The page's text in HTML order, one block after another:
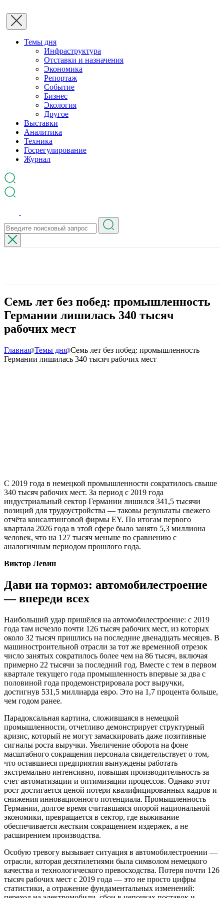
Темы дня
Инфраструктура
Отставки и назначения
Экономика
Репортаж
Событие
Бизнес
Экология
Другое
Выставки
Аналитика
Техника
Госрегулирование
Журнал
Семь лет без побед: промышленность
Германии лишилась 340 тысяч
рабочих мест
Главная Темы дня Семь лет без побед: промышленность
Германии лишилась 340 тысяч рабочих мест
С 2019 года в немецкой промышленности сократилось свыше
340 тысяч рабочих мест. За период с 2019 года
индустриальный сектор Германии лишился 341,5 тысячи
позиций для трудоустройства — таковы результаты свежего
отчёта консалтинговой фирмы EY. По итогам первого
квартала 2026 года в этой сфере было занято 5,3 миллиона
человек, что на 127 тысяч меньше по сравнению с
аналогичным периодом прошлого года.
Виктор Левин
Дави на тормоз: автомобилестроение
— впереди всех
Наибольший удар пришёлся на автомобилестроение: с 2019
года там исчезло почти 126 тысяч рабочих мест, из которых
около 32 тысяч пришлись на последние двенадцать месяцев. В
машиностроительной отрасли за тот же временной отрезок
число занятых сократилось более чем на 86 тысяч, включая
примерно 22 тысячи за последний год. Вместе с тем в первом
квартале текущего года промышленность впервые за два с
половиной года продемонстрировала рост выручки,
достигнув 531,5 миллиарда евро. Это на 1,7 процента больше,
чем годом ранее.
Парадоксальная картина, сложившаяся в немецкой
промышленности, отчетливо демонстрирует структурный
кризис, который не могут замаскировать даже позитивные
сигналы роста выручки. Увеличение оборота на фоне
масштабного сокращения персонала свидетельствует о том,
что оставшиеся предприятия вынуждены работать
экстремально интенсивно, повышая производительность за
счет автоматизации и оптимизации процессов. Однако этот
рост достигается ценой потери квалифицированных кадров и
снижения инновационного потенциала. Промышленность
Германии, долгое время считавшаяся опорой национальной
экономики, превращается в сектор, где выживание
обеспечивается жестким сокращением издержек, а не
расширением производства.
Особую тревогу вызывает ситуация в автомобилестроении —
отрасли, которая десятилетиями была символом немецкого
качества и технологического превосходства. Потеря почти 126
тысяч рабочих мест с 2019 года — это не просто цифры
статистики, а отражение фундаментальных изменений: